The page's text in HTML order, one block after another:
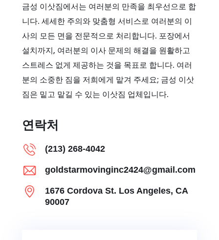
금성 이삿짐에서는 여러분의 만족을 최우선으로 합
니다. 세세한 주의와 맞춤형 서비스로 여러분의 이
사의 모든 면을 전문적으로 처리합니다. 포장에서
설치까지, 여러분의 이사 문제의 해결을 원활하고
스트레스 없게 제공하는 것을 목표로 합니다. 여러
분의 소중한 짐을 저희에게 맡겨 주세요; 금성 이삿
짐은 밑고 맡길 수 있는 이삿짐 업체입니다.
연락처
(213) 268-4042
goldstarmovinginc2424@gmail.com
1676 Cordova St. Los Angeles, CA
90007